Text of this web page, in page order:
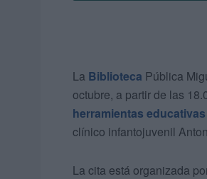
La Biblioteca Pública
octubre, a partir de las
herramientas educativas
clínico infantojuvenil
La cita está organizada